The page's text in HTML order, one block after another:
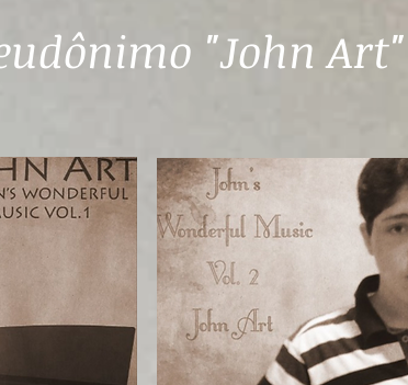
"John Art"